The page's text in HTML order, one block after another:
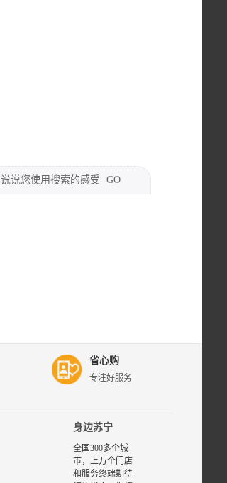
说说您使用搜索的感受 GO
省心购
专注好服务
身边苏宁
全国300多个城
市，上万个门店
和服务终端期待